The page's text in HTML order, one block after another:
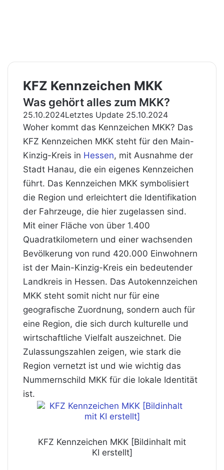
KFZ Kennzeichen MKK
Was gehört alles zum MKK?
25.10.2024Letztes Update 25.10.2024
Woher kommt das Kennzeichen MKK? Das
KFZ Kennzeichen MKK steht für den Main-
Kinzig-Kreis in Hessen, mit Ausnahme der
Stadt Hanau, die ein eigenes Kennzeichen
führt. Das Kennzeichen MKK symbolisiert
die Region und erleichtert die Identifikation
der Fahrzeuge, die hier zugelassen sind.
Mit einer Fläche von über 1.400
Quadratkilometern und einer wachsenden
Bevölkerung von rund 420.000 Einwohnern
ist der Main-Kinzig-Kreis ein bedeutender
Landkreis in Hessen. Das Autokennzeichen
MKK steht somit nicht nur für eine
geografische Zuordnung, sondern auch für
eine Region, die sich durch kulturelle und
wirtschaftliche Vielfalt auszeichnet. Die
Zulassungszahlen zeigen, wie stark die
Region vernetzt ist und wie wichtig das
Nummernschild MKK für die lokale Identität
ist.
KFZ Kennzeichen MKK [Bildinhalt mit
KI erstellt]